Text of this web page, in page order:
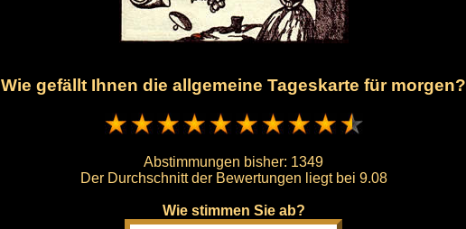
Wie gefällt Ihnen die allgemeine Tageskarte für morgen?
Abstimmungen bisher: 1349
Der Durchschnitt der Bewertungen liegt bei 9.08
Wie stimmen Sie ab?